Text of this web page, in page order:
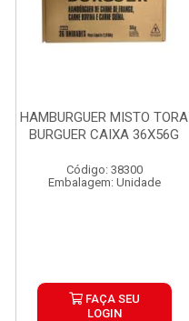
HAMBURGUER MISTO TORA
BURGUER CAIXA 36X56G
Código: 38300
Embalagem: Unidade
FAÇA SEU
LOGIN